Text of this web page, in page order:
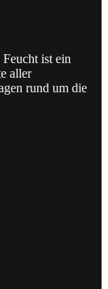
ist ein
aller
rund um die